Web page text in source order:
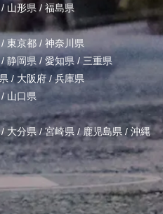
/ 山形県/ 福島県
/ 東京都 / 神奈川県
/ 静岡県 / 愛知県 / 三重県
/ 大阪府 /兵庫県
/ 山口県
大分県/宮崎県 /鹿児島県 / 沖縄